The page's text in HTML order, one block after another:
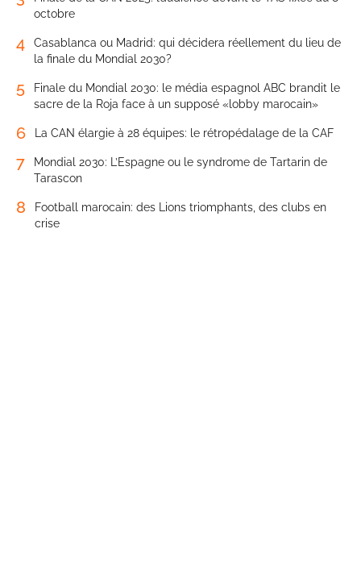
octobre
4
Casablanca ou Madrid: qui décidera réellement du lieu de
la finale du Mondial 2030?
5
Finale du Mondial 2030: le média espagnol ABC brandit le
sacre de la Roja face à un supposé «lobby marocain»
6 La CAN élargie à 28 équipes: le rétropédalage de la CAF
7
Mondial 2030: L’Espagne ou le syndrome de Tartarin de
Tarascon
8
Football marocain: des Lions triomphants, des clubs en
crise